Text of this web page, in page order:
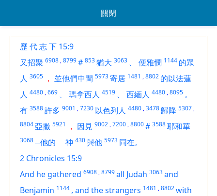
關閉
歷 代 志 下 15:9
又招聚 6908 ,8799# 853猶大 3063 、 便雅憫 1144 的眾
人 3605 ， 並他們中間 5973寄居 1481 ,8802 的以法蓮
人 4480 ,669 、 瑪拿西人 4519 、 西緬人 4480 ,8095 。
有 3588許多 9001 ,7230 以色列人 4480 ,3478 歸降 5307 ,
8804亞撒 5921 ， 因見 9002 ,7200 ,8800# 3588耶和華
3068─他的 神 430與他 5973 同在。
2 Chronicles 15:9
And he gathered 6908 ,8799all Judah 3063and
Benjamin 1144 , and the strangers 1481 ,8802with